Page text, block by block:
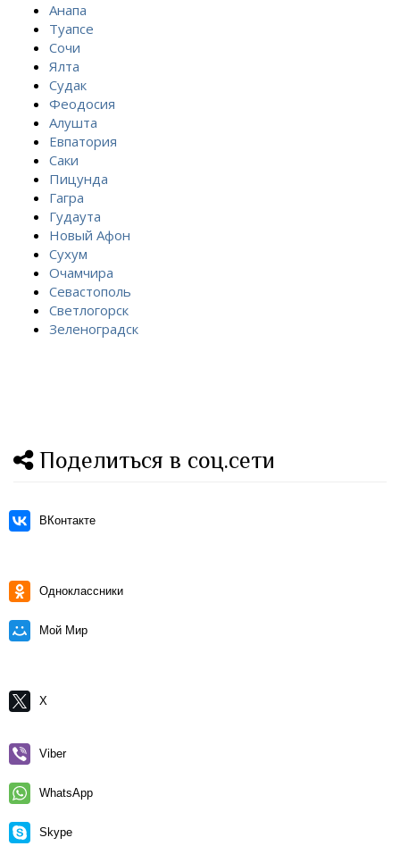
Анапа
Туапсе
Сочи
Ялта
Судак
Феодосия
Алушта
Евпатория
Саки
Пицунда
Гагра
Гудаута
Новый Афон
Сухум
Очамчира
Севастополь
Светлогорск
Зеленоградск
Поделиться в соц.сети
ВКонтакте
Одноклассники
Мой Мир
X
Viber
WhatsApp
Skype